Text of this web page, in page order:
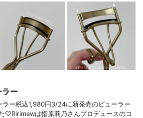
ー
ラー税込1,980円3/24に新発売のビューラー
♡Ririmewは指原莉乃さんプロデュースのコ